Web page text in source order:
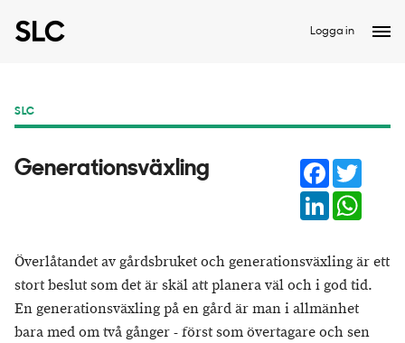
Logga in
SLC
Generationsväxling Facebook
LinkedIn
Överlåtandet av gårdsbruket och generationsväxling är ett
stort beslut som det är skäl att planera väl och i god tid.
En generationsväxling på en gård är man i allmänhet
bara med om två gånger - först som övertagare och sen